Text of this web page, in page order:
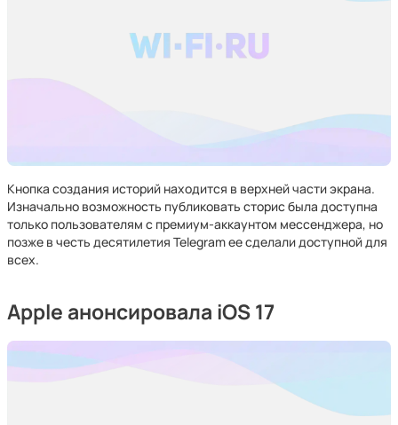
Кнопка создания историй находится в верхней части экрана.
Изначально возможность публиковать сторис была доступна
только пользователям с премиум-аккаунтом мессенджера, но
позже в честь десятилетия Telegram ее сделали доступной для
всех.
Apple анонсировала iOS 17